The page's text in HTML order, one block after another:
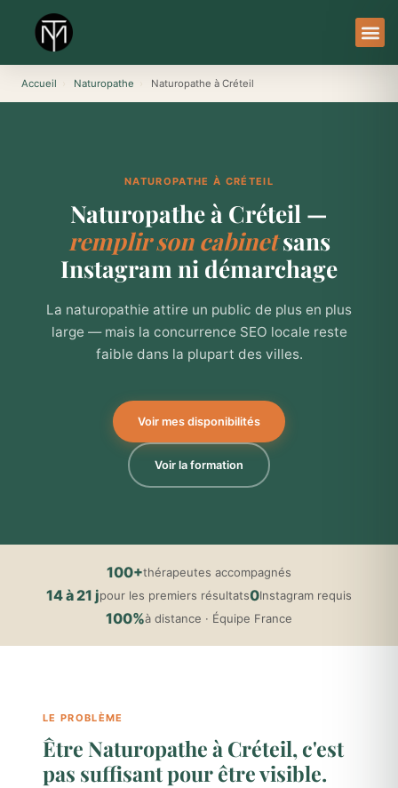
contenu
Accueil Naturopathe Naturopathe à Créteil
NATUROPATHE À CRÉTEIL
Naturopathe à Créteil —
remplir son cabinetsans
Instagram ni démarchage
La naturopathie attire un public de plus en plus
large — mais la concurrence SEO locale reste
faible dans la plupart des villes.
Voir mes disponibilités
Voir la formation
100+thérapeutes accompagnés
14 à 21 jpour les premiers résultats0Instagram requis
100%à distance · Équipe France
LE PROBLÈME
Être Naturopathe à Créteil, c'est
pas suffisant pour être visible.